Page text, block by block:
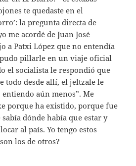
te quedaste en el
la pregunta directa de
me acordé de Juan José
a Patxi López que no entendía
pillarle en un viaje oficial
el socialista le respondió que
todo desde allí, el jeltzale le
aún menos”. Me
porque ha existido, porque fue
dónde había que estar y
al país. Yo tengo estos
los de otros?